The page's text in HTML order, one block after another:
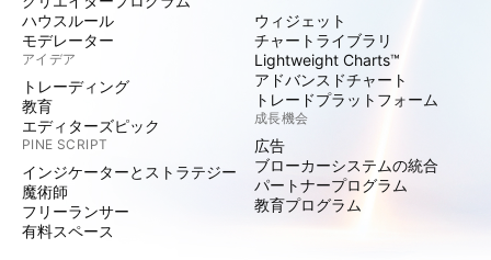
ハウスルール
モデレーター
アイデア
トレーディング
教育
エディターズピック
PINE SCRIPT
インジケーターとストラテジー
魔術師
フリーランサー
有料スペース
ウィジェット
チャートライブラリ
Lightweight Charts™
アドバンスドチャート
トレードプラットフォーム
成長機会
広告
ブローカーシステムの統合
パートナープログラム
教育プログラム